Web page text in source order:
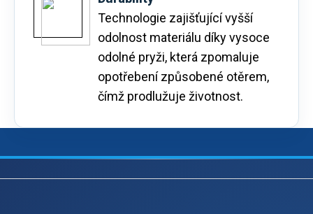
Technologie zajišťující vyšší
odolnost materiálu díky vysoce
odolné pryži, která zpomaluje
opotřebení způsobené otěrem,
čímž prodlužuje životnost.
Z